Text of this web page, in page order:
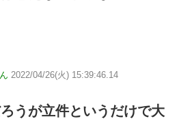
2022/04/26(火) 15:39:46.14
うが立件というだけで大